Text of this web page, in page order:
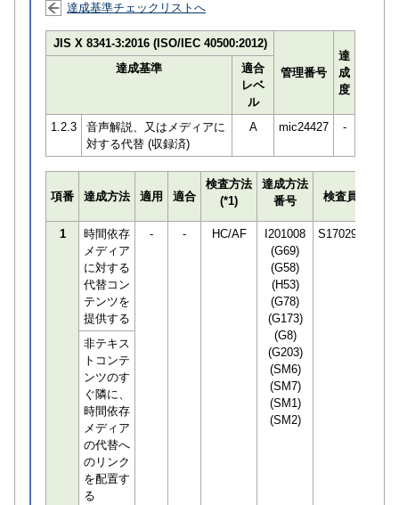
達成基準チェックリストへ
JIS X 8341-3:2016 (ISO/IEC 40500:2012)
管理番号
達
成
度
達成基準
適合
レベ
ル
1.2.3
音声解説、又はメディアに
対する代替 (収録済)
A mic24427 -
項番 達成方法 適用 適合
検査方法
(*1)
達成方法
番号
検査員
1
時間依存
メディア
に対する
代替コン
テンツを
提供する
- - HC/AF
I201008
(G69)
(G58)
(H53)
(G78)
(G173)
(G8)
(G203)
(SM6)
(SM7)
(SM1)
(SM2)
S170294
非テキス
トコンテ
ンツのす
ぐ隣に、
時間依存
メディア
の代替へ
のリンク
を配置す
る